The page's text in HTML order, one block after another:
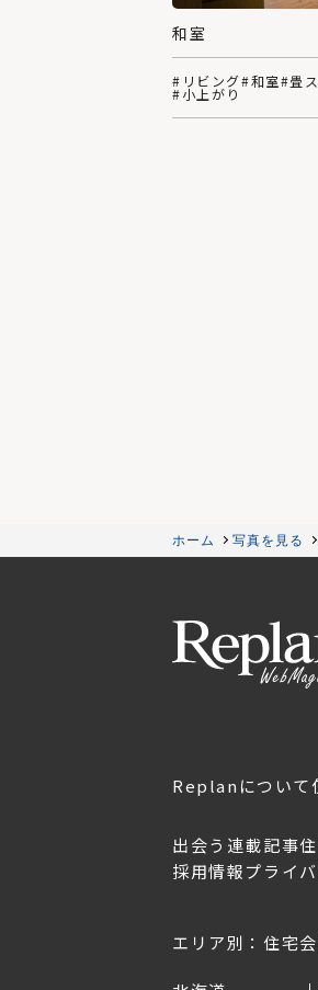
和室
#リビング#和室#畳
#小上がり
ホーム 写真を見る
Replanについて
出会う 連載記事
採用情報プライ
エリア別：住宅
2026年3月11日